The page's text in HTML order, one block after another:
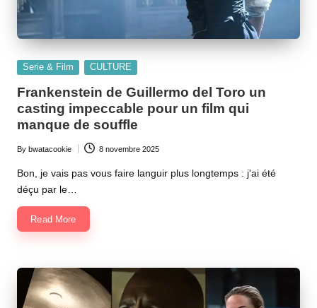
Posted
Serie & Film CULTURE
Frankenstein de Guillermo del Toro un
casting impeccable pour un film qui
manque de souffle
Posted
by
By bwatacookie 8 novembre 2025
Bon, je vais pas vous faire languir plus longtemps : j'ai été
déçu par le…
Read More